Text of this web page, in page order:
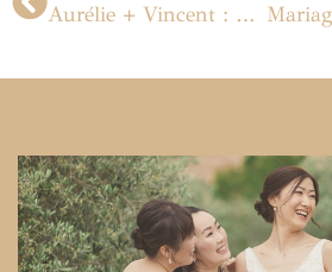
Aurélie + Vincent : mariage aux Pins Penchés à Toulon le 23 juillet 2011